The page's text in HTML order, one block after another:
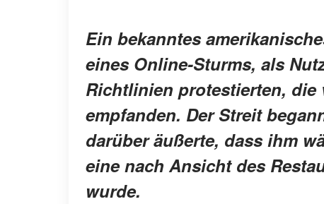
Ein bekanntes
eines Online-Sturms, als
Richtlinien protestierten, die
empfanden. Der Streit
darüber äußerte, dass ihm
eine nach Ansicht des
wurde.